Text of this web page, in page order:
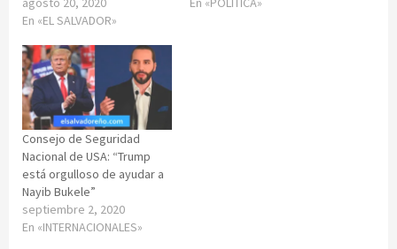
En «EL SALVADOR»
Consejo de Seguridad
Nacional de USA: “Trump
está orgulloso de ayudar a
Nayib Bukele”
septiembre 2, 2020
En «INTERNACIONALES»